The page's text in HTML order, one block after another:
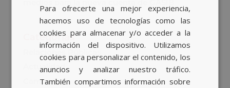
Categorías
Relaciones Públicas
Actualidad
Campañas
BASQUE
ENGLISH
Para ofrecerte una mejor experiencia,
hacemos uso de tecnologías como las
cookies para almacenar y/o acceder a la
información del dispositivo. Utilizamos
cookies para personalizar el contenido, los
anuncios y analizar nuestro tráfico.
También compartimos información sobre